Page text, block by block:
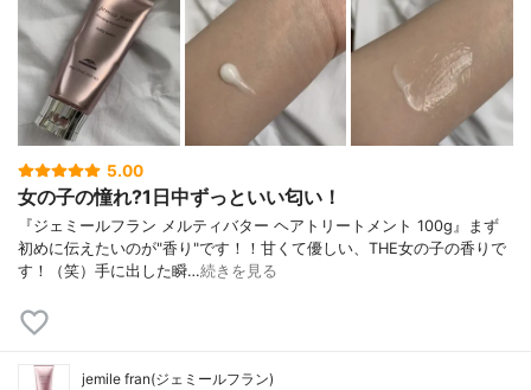
5.00
女の子の憧れ?1日中ずっといい匂い！
『ジェミールフラン メルティバター ヘアトリートメント 100g』まず
初めに伝えたいのが"香り"です！！甘くて優しい、THE女の子の香りで
す！（笑）手に出した瞬…続きを見る
jemile fran(ジェミールフラン)